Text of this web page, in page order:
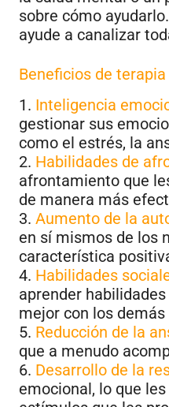
sobre cómo
ayude a canalizar
Beneficios de
1. Inteligencia
gestionar sus
como el estrés, la
2. Habilidades de
afrontamiento que
de manera más
3. Aumento de la
en sí mismos de los
característica
4. Habilidades
aprender
mejor con los
5. Reducción de la
que a menudo
6. Desarrollo de la
emocional, lo que